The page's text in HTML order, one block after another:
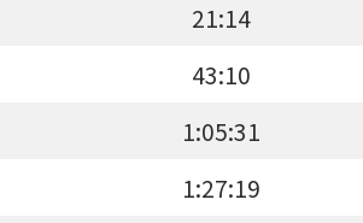
21:14
43:10
1:05:31
1:27:19